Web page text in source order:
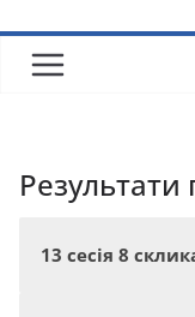
Результати
13 сесія 8